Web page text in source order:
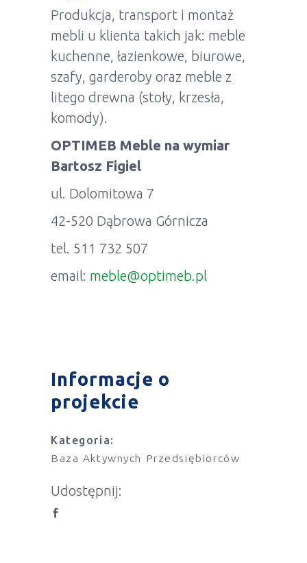
Produkcja, transport i montaż
mebli u klienta takich jak: meble
kuchenne, łazienkowe, biurowe,
szafy, garderoby oraz meble z
litego drewna (stoły, krzesła,
komody).
OPTIMEB Meble na wymiar
Bartosz Figiel
ul. Dolomitowa 7
42-520 Dąbrowa Górnicza
tel. 511 732 507
email: meble@optimeb.pl
Informacje o
projekcie
Kategoria:
Baza Aktywnych Przedsiębiorców
Udostępnij: